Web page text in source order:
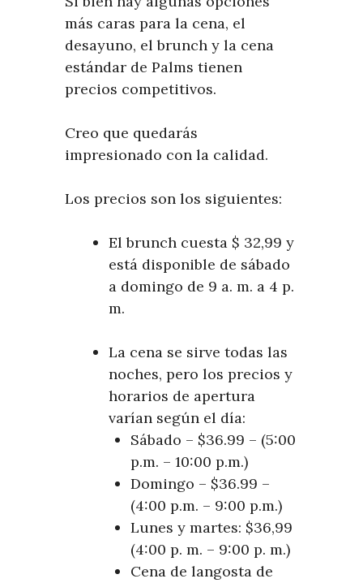
más caras para la cena, el
desayuno, el brunch y la cena
estándar de Palms tienen
precios competitivos.
Creo que quedarás
impresionado con la calidad.
Los precios son los siguientes:
El brunch cuesta $ 32,99 y
está disponible de sábado
a domingo de 9 a. m. a 4 p.
m.
La cena se sirve todas las
noches, pero los precios y
horarios de apertura
varían según el día:
Sábado – $36.99 – (5:00
p.m. – 10:00 p.m.)
Domingo – $36.99 –
(4:00 p.m. – 9:00 p.m.)
Lunes y martes: $36,99
(4:00 p. m. – 9:00 p. m.)
Cena de langosta de